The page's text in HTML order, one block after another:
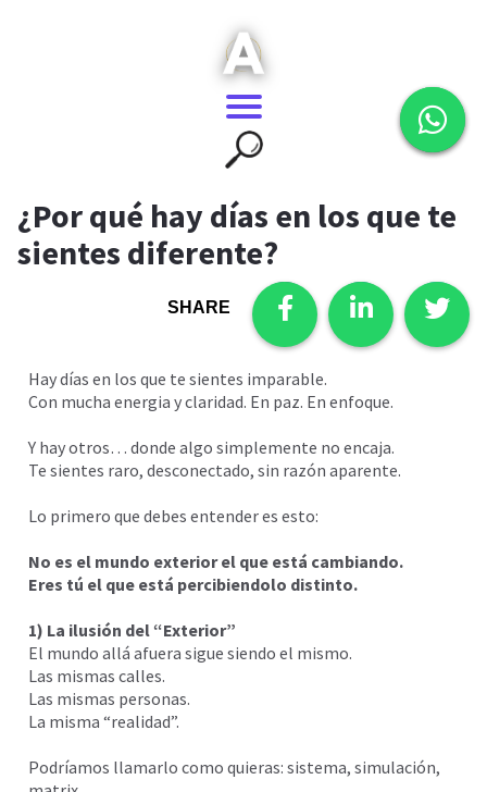
¿Por qué hay días en los que te
sientes diferente?
SHARE
Hay días en los que te sientes imparable.
Con mucha energia y claridad. En paz. En enfoque.
Y hay otros… donde algo simplemente no encaja.
Te sientes raro, desconectado, sin razón aparente.
Lo primero que debes entender es esto:
No es el mundo exterior el que está cambiando.
Eres tú el que está percibiendolo distinto.
1) La ilusión del “Exterior”
El mundo allá afuera sigue siendo el mismo.
Las mismas calles.
Las mismas personas.
La misma “realidad”.
Podríamos llamarlo como quieras: sistema, simulación,